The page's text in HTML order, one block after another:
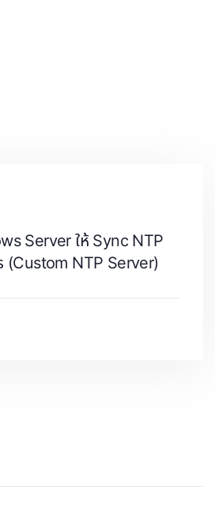
Server ให้ Sync NTP
(Custom NTP Server)